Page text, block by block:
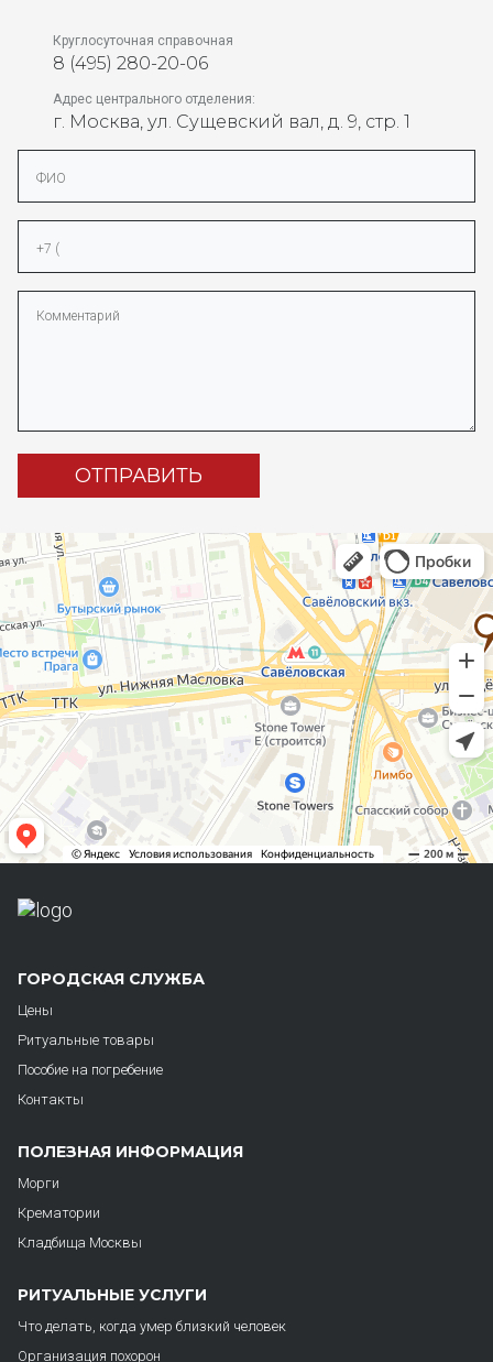
Круглосуточная справочная
8 (495) 280-20-06
Адрес центрального отделения:
г. Москва, ул. Cущевский вал, д. 9, стр. 1
ГОРОДСКАЯ СЛУЖБА
Цены
Ритуальные товары
Пособие на погребение
Контакты
ПОЛЕЗНАЯ ИНФОРМАЦИЯ
Морги
Крематории
Кладбища Москвы
РИТУАЛЬНЫЕ УСЛУГИ
Что делать, когда умер близкий человек
Организация похорон